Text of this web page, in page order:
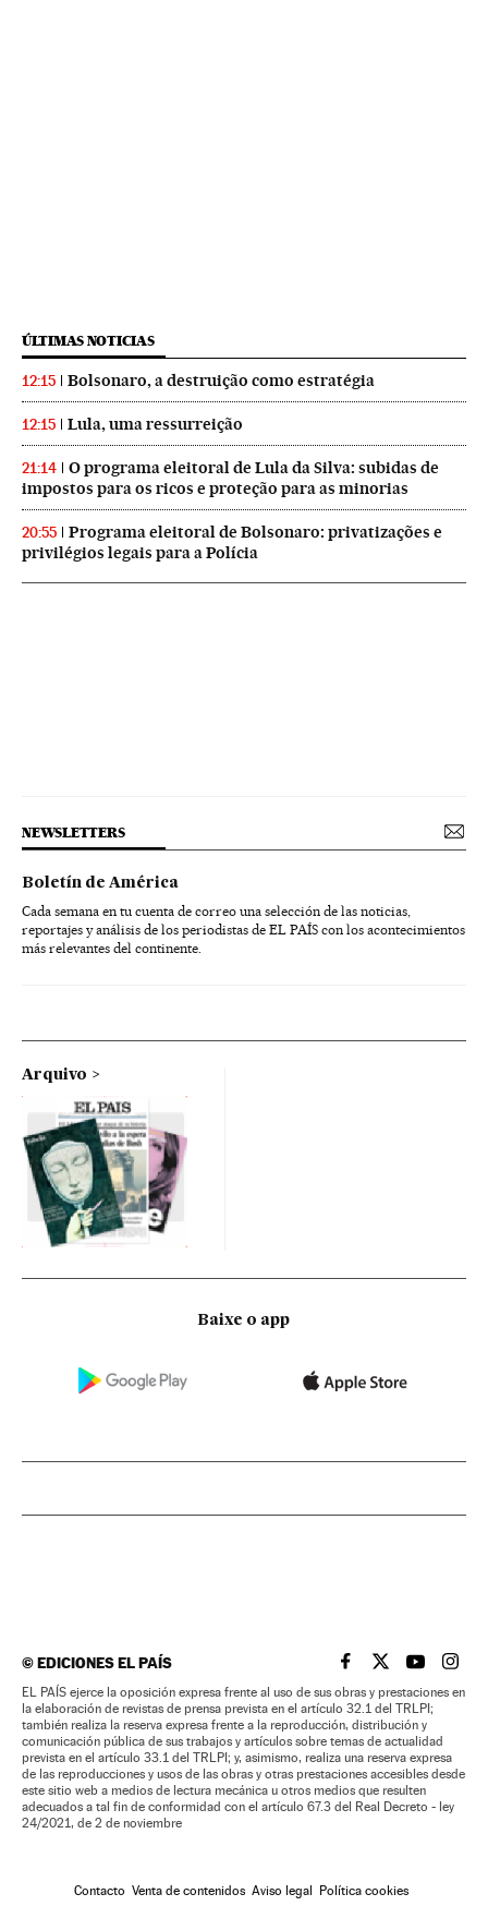
ÚLTIMAS NOTICIAS
12:15 Bolsonaro, a destruição como estratégia
12:15 Lula, uma ressurreição
21:14
O programa eleitoral de Lula da Silva: subidas de
impostos para os ricos e proteção para as minorias
20:55
Programa eleitoral de Bolsonaro: privatizações e
privilégios legais para a Polícia
NEWSLETTERS
Boletín de América
Cada semana en tu cuenta de correo una selección de las noticias,
reportajes y análisis de los periodistas de EL PAÍS con los acontecimientos
más relevantes del continente.
Arquivo
Baixe o app
©EDICIONES EL PAÍS EL PAÍS BRASIL EN
EL PAÍSEL PAÍS
EL
EL PAÍS ejerce la oposición expresa frente al uso de sus obras y prestaciones en
la elaboración de revistas de prensa prevista en el artículo 32.1 del TRLPI;
también realiza la reserva expresa frente a la reproducción, distribución y
comunicación pública de sus trabajos y artículos sobre temas de actualidad
prevista en el artículo 33.1 del TRLPI; y, asimismo, realiza una reserva expresa
de las reproducciones y usos de las obras y otras prestaciones accesibles desde
este sitio web a medios de lectura mecánica u otros medios que resulten
adecuados a tal fin de conformidad con el artículo 67.3 del Real Decreto - ley
24/2021, de 2 de noviembre
Contacto Venta de contenidos Aviso legal Política cookies